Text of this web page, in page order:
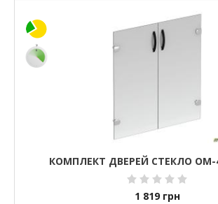
КОМПЛЕКТ ДВЕРЕЙ СТЕКЛО ОМ-
1 819 грн